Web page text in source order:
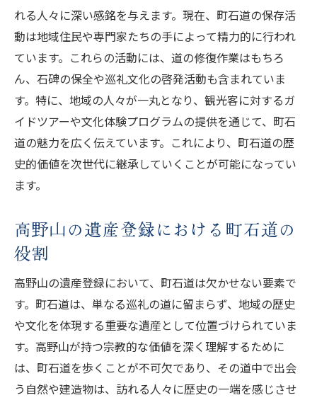
れる人々に深い感銘を与えます。現在、町石道の保存活
動は地域住民や専門家たちの手によって精力的に行われ
ています。これらの活動には、道の修復作業はもちろ
ん、石碑の保全や巡礼文化の啓発活動も含まれていま
す。特に、地域の人々が一丸となり、観光客に対するガ
イドツアーや文化体験プログラムの提供を通じて、町石
道の魅力を広く伝えています。これにより、町石道の歴
史的価値を次世代に継承していくことが可能になってい
ます。
高野山の遺産登録における町石道の
役割
高野山の遺産登録において、町石道は欠かせない要素で
す。町石道は、単なる巡礼の道に留まらず、地域の歴史
や文化を体現する重要な遺産として位置づけられていま
す。高野山が持つ宗教的な価値を深く理解するために
は、町石道を歩くことが不可欠であり、その道中で出会
う自然や建造物は、訪れる人々に歴史の一端を感じさせ